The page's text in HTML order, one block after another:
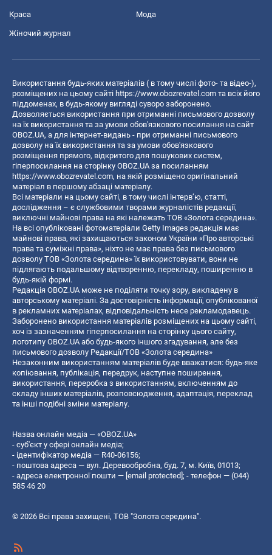
Краса Мода
Жіночий журнал
Використання будь-яких матеріалів ( в тому числі фото- та відео-),
розміщених на цьому сайті https://www.obozrevatel.com та всіх його
піддоменах, в будь-якому вигляді суворо заборонено.
Дозволяється використання при отриманні письмового дозволу
на їх використання та за умови обов'язкового посилання на сайт
OBOZ.UA, а для інтернет-видань - при отриманні письмового
дозволу на їх використання та за умови обов'язкового
розміщення прямого, відкритого для пошукових систем,
гіперпосилання на сторінку OBOZ.UA за посиланням
https://www.obozrevatel.com, на якій розміщено оригінальний
матеріал в першому абзаці матеріалу.
Всі матеріали на цьому сайті, в тому числі інтерв’ю, статті,
дослідження – є службовими творами журналістів редакції,
виключні майнові права на які належать ТОВ «Золота середина».
На всі опубліковані фотоматеріали Getty Images редакція має
майнові права, які захищаються законом України «Про авторські
права та суміжні права», ніхто не має права без письмового
дозволу ТОВ «Золота середина» їх використовувати, вони не
підлягають подальшому відтворенню, перекладу, поширенню в
будь-якій формі.
Редакція OBOZ.UA може не поділяти точку зору, викладену в
авторському матеріалі. За достовірність інформації, опублікованої
в рекламних матеріалах, відповідальність несе рекламодавець.
Заборонено використання матеріалів розміщених на цьому сайті,
хоч із зазначенням гіперпосилання на сторінку цього сайту,
логотипу OBOZ.UA або будь-якого іншого згадування, але без
письмового дозволу Редакції/ТОВ «Золота середина»
Незаконним використанням матеріалів буде вважатися: будь-яке
копiювання, публiкацiя, передрук, наступне поширення,
використання, переробка з використанням, включенням до
складу інших матеріалів, розповсюдження, адаптація, переклад
та інші подібні зміни матеріалу.
Назва онлайн медіа — «OBOZ.UA»
- суб'єкт у сфері онлайн медіа;
- ідентифікатор медіа — R40-06156;
- поштова адреса — вул. Деревообробна, буд. 7, м. Київ, 01013;
- адреса електронної пошти — [email protected] ; - телефон — (044)
585 46 20
© 2026 Всі права захищені, ТОВ "Золота середина".